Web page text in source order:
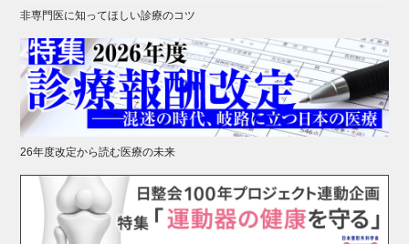
非専門医に知ってほしい診療のコツ
26年度改定から読む医療の未来